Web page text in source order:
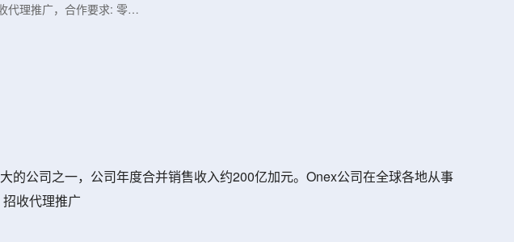
代理推广，合作要求: 零…
公司之一，公司年度合并销售收入约200亿加元。Onex公司在全球各地从事
收代理推广